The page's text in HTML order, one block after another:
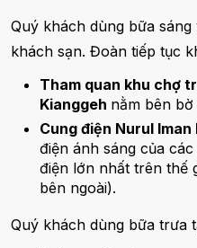
Quý khách dùng bữa
khách sạn. Đoàn tiếp tục
Tham quan khu chợ
Kianggeh nằm bên bờ
Cung điện Nurul Iman
điện ánh sáng của
điện lớn nhất trên thế
bên ngoài).
Quý khách dùng bữa trưa